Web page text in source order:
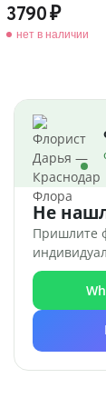
3790
нет в наличии
Не
Пришлите